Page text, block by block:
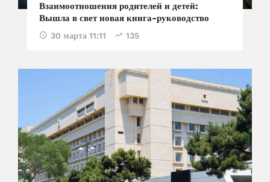
Взаимоотношения родителей и детей:
Вышла в свет новая книга-руководство
30 марта 11:11 135